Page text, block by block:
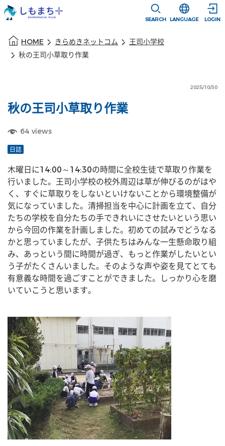
SEARCH
選択すると言
LANGUAGE LOGIN
HOME きらめきネットコム
王司小学校
秋の王司小草取り作業
2025/10/30
秋の王司小草取り作業
64 views
日誌
木曜日に14:00～14:30の時間に全校生徒で草取り作業を
行いました。王司小学校の校外周辺は草が伸びるのがはや
く、すぐに草取りをしないといけないことから環境整備が
気になっていました。清掃担当を中心に計画を立て、自分
たちの学校を自分たちの手できれいにさせたいという思い
から今回の作業を計画しました。初めての試みでどうなる
かと思っていましたが、子供たちはみんな一生懸命取り組
み、あっという間に時間が過ぎ、もっと作業がしたいとい
う子がたくさんいました。そのような声や姿を見てとても
有意義な時間を過ごすことができました。しっかり心を磨
いていこうと思います。